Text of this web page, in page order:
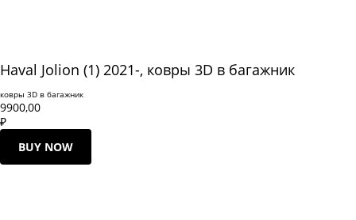
Haval Jolion (1) 2021-, ковры 3D в багажник
ковры 3D в багажник
9900,00
₽
BUY NOW